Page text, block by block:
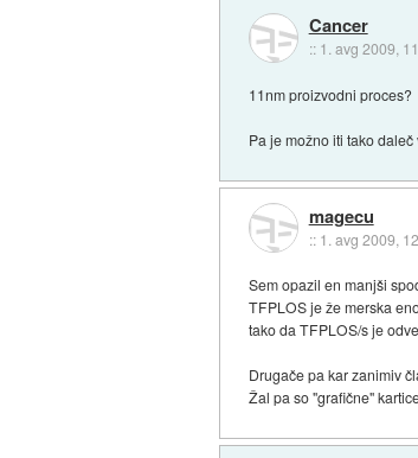
Cancer
:: 1. avg 2009,
11nm proizvodni proces?
Pa je možno iti tako
magecu
:: 1. avg 2009,
Sem opazil en manjši
TFPLOS je že merska
tako da TFPLOS/s je
Drugače pa kar zanimiv
Žal pa so "grafične"